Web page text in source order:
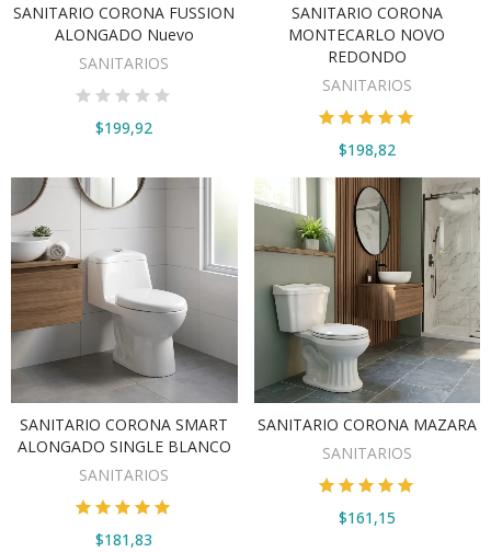
AÑADIR AL CARRITO
SANITARIO CORONA FUSSION
ALONGADO Nuevo
SANITARIOS
$199,92
VER OPCIONES
SANITARIO CORONA
MONTECARLO NOVO
REDONDO
SANITARIOS
$198,82
VER OPCIONES
SANITARIO CORONA SMART
ALONGADO SINGLE BLANCO
SANITARIOS
$181,83
VER OPCIONES
SANITARIO CORONA MAZARA
SANITARIOS
$161,15